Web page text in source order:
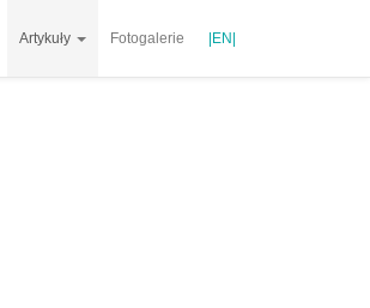
Artykuły Fotogalerie |EN|